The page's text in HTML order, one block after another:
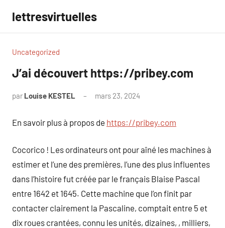
contenu
lettresvirtuelles
Uncategorized
J’ai découvert https://pribey.com
par Louise KESTEL mars 23, 2024
En savoir plus à propos de https://pribey.com
Cocorico ! Les ordinateurs ont pour aîné les machines à
estimer et l’une des premières, l’une des plus influentes
dans l’histoire fut créée par le français Blaise Pascal
entre 1642 et 1645. Cette machine que l’on finit par
contacter clairement la Pascaline, comptait entre 5 et
dix roues crantées, connu les unités, dizaines, , milliers,